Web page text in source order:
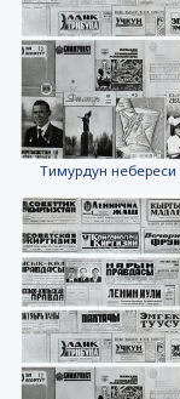
Тимурдун небереси